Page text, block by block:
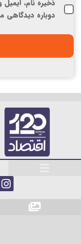
ذخیره نام،
دوباره دیدگاهی